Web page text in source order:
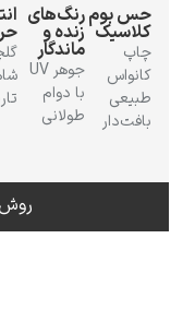
ادگار دگا
بومرنگ‌های
زنده و
ماندگار
با دوام
طولانی
انتخاب
حرفه‌ای
گلچین
شاهکارهای
تاریخ هنر
روش ساخت